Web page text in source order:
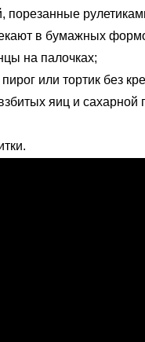
порезанные
в бумажных
на палочках;
или тортик без
яиц и сахарной